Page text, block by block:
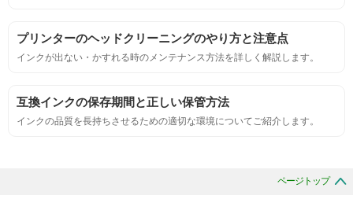
互換性
プリンターのヘッドクリーニングのやり方と注意点
インクが出ない・かすれる時のメンテナンス方法を詳しく解説します。
互換インクの保存期間と正しい保管方法
インクの品質を長持ちさせるための適切な環境についてご紹介します。
ページトップ